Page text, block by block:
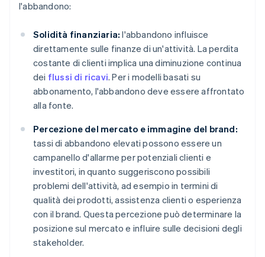
l'abbandono:
Solidità finanziaria: l'abbandono influisce
direttamente sulle finanze di un'attività. La perdita
costante di clienti implica una diminuzione continua
dei flussi di ricavi. Per i modelli basati su
abbonamento, l'abbandono deve essere affrontato
alla fonte.
Percezione del mercato e immagine del brand:
tassi di abbandono elevati possono essere un
campanello d'allarme per potenziali clienti e
investitori, in quanto suggeriscono possibili
problemi dell'attività, ad esempio in termini di
qualità dei prodotti, assistenza clienti o esperienza
con il brand. Questa percezione può determinare la
posizione sul mercato e influire sulle decisioni degli
stakeholder.